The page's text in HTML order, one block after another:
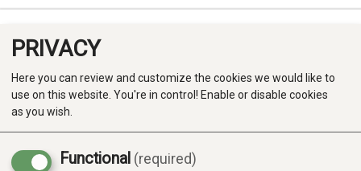
Campaign
PRIVACY
Here you can review and customize the cookies we would like to
use on this website. You're in control! Enable or disable cookies
as you wish.
Functional (required)